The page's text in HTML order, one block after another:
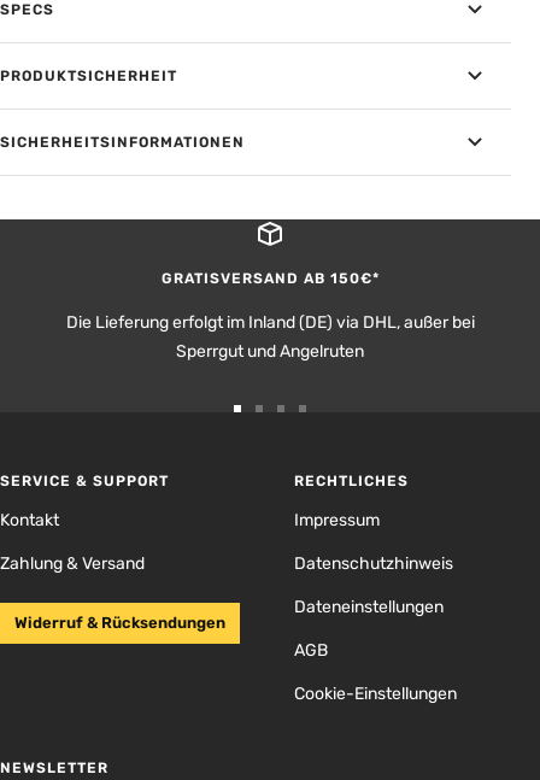
SPECS
PRODUKTSICHERHEIT
SICHERHEITSINFORMATIONEN
GRATISVERSAND AB 150€*
Die Lieferung erfolgt im Inland (DE) via DHL, außer bei
Sperrgut und Angelruten
4
SERVICE & SUPPORT
Kontakt
Zahlung & Versand
Widerruf & Rücksendungen
RECHTLICHES
Impressum
Datenschutzhinweis
Dateneinstellungen
AGB
Cookie-Einstellungen
NEWSLETTER